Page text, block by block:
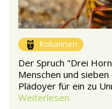
Kolumnen
Der Spruch "Drei
Menschen und
Plädoyer für ein zu
Weiterlesen